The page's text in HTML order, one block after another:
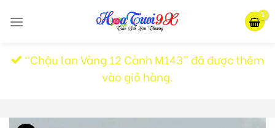
“Chậu lan Vàng 12 Cành M143” đã được thêm
vào giỏ hàng.